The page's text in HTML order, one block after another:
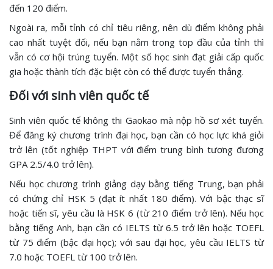
đến 120 điểm.
Ngoài ra, mỗi tỉnh có chỉ tiêu riêng, nên dù điểm không phải
cao nhất tuyệt đối, nếu bạn nằm trong top đầu của tỉnh thì
vẫn có cơ hội trúng tuyển. Một số học sinh đạt giải cấp quốc
gia hoặc thành tích đặc biệt còn có thể được tuyển thẳng.
Đối với sinh viên quốc tế
Sinh viên quốc tế không thi Gaokao mà nộp hồ sơ xét tuyển.
Để đăng ký chương trình đại học, bạn cần có học lực khá giỏi
trở lên (tốt nghiệp THPT với điểm trung bình tương đương
GPA 2.5/4.0 trở lên).
Nếu học chương trình giảng dạy bằng tiếng Trung, bạn phải
có chứng chỉ HSK 5 (đạt ít nhất 180 điểm). Với bậc thạc sĩ
hoặc tiến sĩ, yêu cầu là HSK 6 (từ 210 điểm trở lên). Nếu học
bằng tiếng Anh, bạn cần có IELTS từ 6.5 trở lên hoặc TOEFL
từ 75 điểm (bậc đại học); với sau đại học, yêu cầu IELTS từ
7.0 hoặc TOEFL từ 100 trở lên.